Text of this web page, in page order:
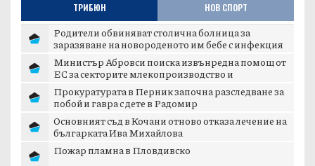
ТРИБЮН НОВ СПОРТ
Родители обвиняват столична болница за
заразяване на новороденото им бебе с инфекция
Министър Абровси поиска извънредна помощ от
ЕС за секторите млекопроизводство и
Прокуратурата в Перник започна разследване за
побой и гавра с дете в Радомир
Основният съд в Кочани отново отказа лечение на
българката Ива Михайлова
Пожар пламна в Пловдивско